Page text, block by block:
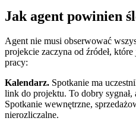
Jak agent powinien
Agent nie musi obserwować
projekcie zaczyna od źródeł,
pracy:
Kalendarz. Spotkanie ma
link do projektu. To dobry
Spotkanie wewnętrzne,
nierozliczalne.